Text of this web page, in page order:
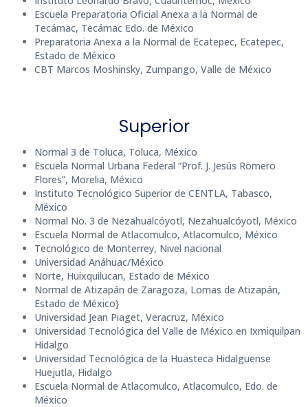
Escuela Preparatoria Oficial Anexa a la Normal de
Tecámac, Tecámac Edo. de México
Preparatoria Anexa a la Normal de Ecatepec, Ecatepec,
Estado de México
CBT Marcos Moshinsky, Zumpango, Valle de México
Superior
Normal 3 de Toluca, Toluca, México
Escuela Normal Urbana Federal “Prof. J. Jesús Romero
Flores”, Morelia, México
Instituto Tecnológico Superior de CENTLA, Tabasco,
México
Normal No. 3 de Nezahualcóyotl, Nezahualcóyotl, México
Escuela Normal de Atlacomulco, Atlacomulco, México
Tecnológico de Monterrey, Nivel nacional
Universidad Anáhuac/México
Norte, Huixquilucan, Estado de México
Normal de Atizapán de Zaragoza, Lomas de Atizapán,
Estado de México}
Universidad Jean Piaget, Veracruz, México
Universidad Tecnológica del Valle de México en Ixmiquilpan
Hidalgo
Universidad Tecnológica de la Huasteca Hidalguense
Huejutla, Hidalgo
Escuela Normal de Atlacomulco, Atlacomulco, Edo. de
México